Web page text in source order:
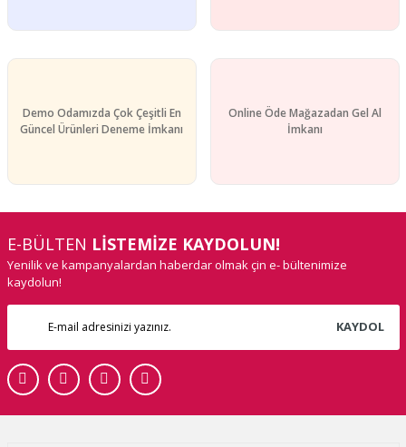
Demo Odamızda Çok Çeşitli En
Güncel Ürünleri Deneme İmkanı
Online Öde Mağazadan Gel Al
İmkanı
E-BÜLTEN LİSTEMİZE KAYDOLUN!
Yenilik ve kampanyalardan haberdar olmak çin e- bültenimize
kaydolun!
KAYDOL